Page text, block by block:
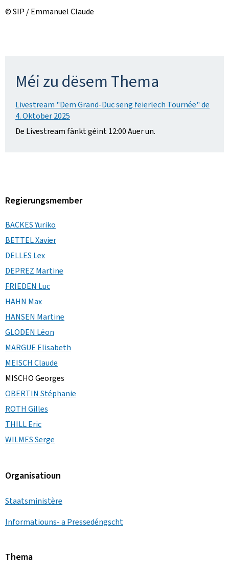
© SIP / Emmanuel Claude
Méi zu dësem Thema
Livestream "Dem Grand-Duc seng feierlech Tournée" de
4. Oktober 2025
De Livestream fänkt géint 12:00 Auer un.
Regierungsmember
BACKES Yuriko
BETTEL Xavier
DELLES Lex
DEPREZ Martine
FRIEDEN Luc
HAHN Max
HANSEN Martine
GLODEN Léon
MARGUE Elisabeth
MEISCH Claude
MISCHO Georges
OBERTIN Stéphanie
ROTH Gilles
THILL Eric
WILMES Serge
Organisatioun
Staatsministère
Informatiouns- a Pressedéngscht
Thema